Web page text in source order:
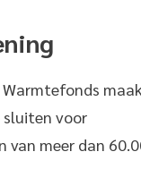
Warmtefonds
sluiten voor
van meer dan